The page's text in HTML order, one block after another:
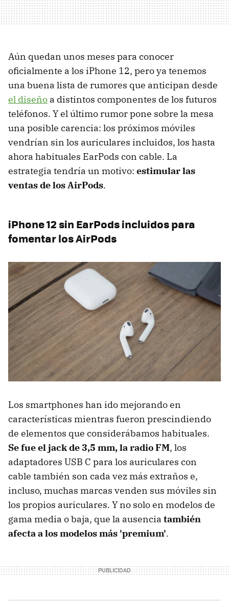
Aún quedan unos meses para conocer
oficialmente a los iPhone 12, pero ya tenemos
una buena lista de rumores que anticipan desde
el diseño a distintos componentes de los futuros
teléfonos. Y el último rumor pone sobre la mesa
una posible carencia: los próximos móviles
vendrían sin los auriculares incluidos, los hasta
ahora habituales EarPods con cable. La
estrategia tendría un motivo: estimular las
ventas de los AirPods.
iPhone 12 sin EarPods incluidos para
fomentar los AirPods
Los smartphones han ido mejorando en
características mientras fueron prescindiendo
de elementos que considerábamos habituales.
Se fue el jack de 3,5 mm, la radio FM, los
adaptadores USB C para los auriculares con
cable también son cada vez más extraños e,
incluso, muchas marcas venden sus móviles sin
los propios auriculares. Y no solo en modelos de
gama media o baja, que la ausencia también
afecta a los modelos más 'premium'.